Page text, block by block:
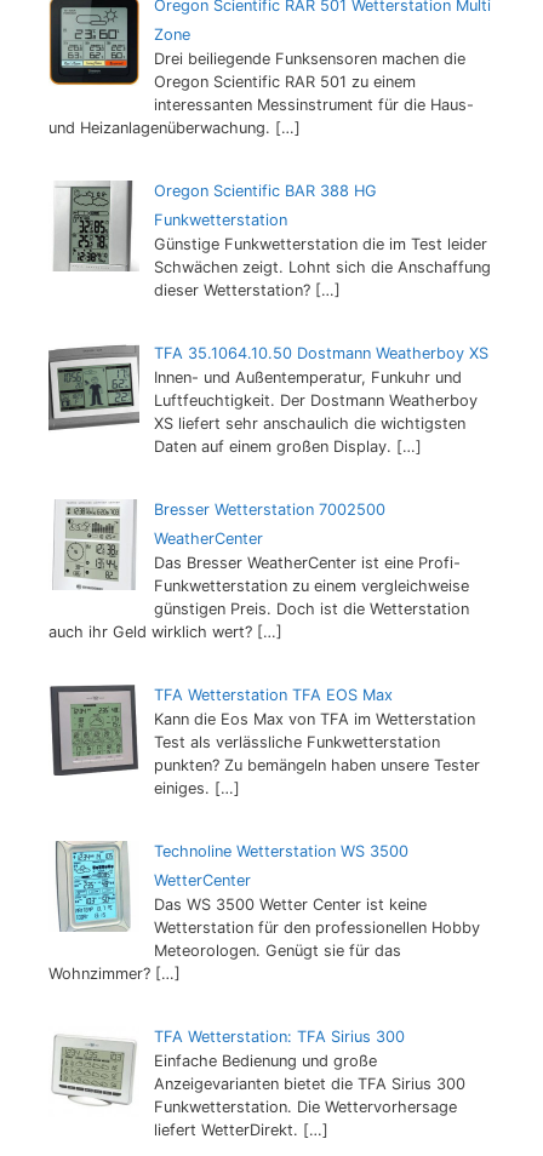
Oregon Scientific RAR 501 Wetterstation Multi
Zone
Drei beiliegende Funksensoren machen die
Oregon Scientific RAR 501 zu einem
interessanten Messinstrument für die Haus-
und Heizanlagenüberwachung. […]
Oregon Scientific BAR 388 HG
Funkwetterstation
Günstige Funkwetterstation die im Test leider
Schwächen zeigt. Lohnt sich die Anschaffung
dieser Wetterstation? […]
TFA 35.1064.10.50 Dostmann Weatherboy XS
Innen- und Außentemperatur, Funkuhr und
Luftfeuchtigkeit. Der Dostmann Weatherboy
XS liefert sehr anschaulich die wichtigsten
Daten auf einem großen Display. […]
Bresser Wetterstation 7002500
WeatherCenter
Das Bresser WeatherCenter ist eine Profi-
Funkwetterstation zu einem vergleichweise
günstigen Preis. Doch ist die Wetterstation
auch ihr Geld wirklich wert? […]
TFA Wetterstation TFA EOS Max
Kann die Eos Max von TFA im Wetterstation
Test als verlässliche Funkwetterstation
punkten? Zu bemängeln haben unsere Tester
einiges. […]
Technoline Wetterstation WS 3500
WetterCenter
Das WS 3500 Wetter Center ist keine
Wetterstation für den professionellen Hobby
Meteorologen. Genügt sie für das
Wohnzimmer? […]
TFA Wetterstation: TFA Sirius 300
Einfache Bedienung und große
Anzeigevarianten bietet die TFA Sirius 300
Funkwetterstation. Die Wettervorhersage
liefert WetterDirekt. […]